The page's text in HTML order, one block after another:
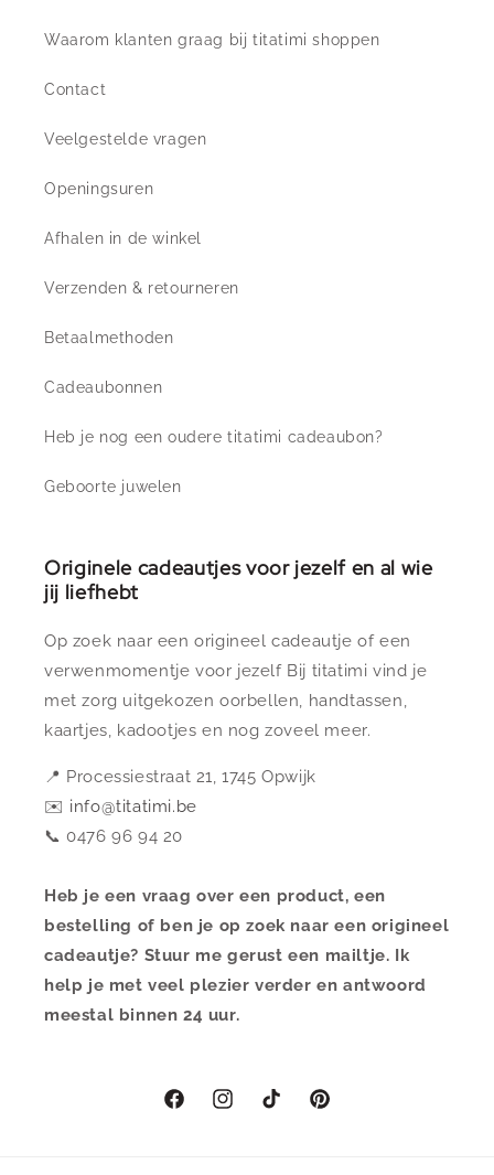
Waarom klanten graag bij titatimi shoppen
Contact
Veelgestelde vragen
Openingsuren
Afhalen in de winkel
Verzenden & retourneren
Betaalmethoden
Cadeaubonnen
Heb je nog een oudere titatimi cadeaubon?
Geboorte juwelen
Originele cadeautjes voor jezelf en al wie
jij liefhebt
Op zoek naar een origineel cadeautje of een
verwenmomentje voor jezelf Bij titatimi vind je
met zorg uitgekozen oorbellen, handtassen,
kaartjes, kadootjes en nog zoveel meer.
📍 Processiestraat 21, 1745 Opwijk
✉️ info@titatimi.be
📞 0476 96 94 20
Heb je een vraag over een product, een
bestelling of ben je op zoek naar een origineel
cadeautje? Stuur me gerust een mailtje. Ik
help je met veel plezier verder en antwoord
meestal binnen 24 uur.
FacebookInstagramTikTok Pinterest